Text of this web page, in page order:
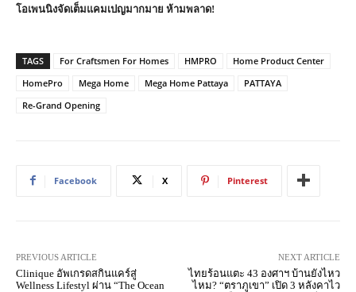
โอเพนนิงจัดเต็มแคมเปญมากมาย ห้ามพลาด!
TAGS For Craftsmen For Homes HMPRO
Home Product Center
HomePro
Mega Home Mega Home Pattaya
PATTAYA
Re-Grand Opening
Facebook X Pinterest
PREVIOUS ARTICLE
Clinique อัพเกรดสกินแคร์สู่
Wellness Lifestyl ผ่าน “The Ocean
NEXT ARTICLE
ไทยร้อนแตะ 43 องศาฯ บ้านยังไหว
ไหม? “ตราภูเขา” เปิด 3 หลังคาไว